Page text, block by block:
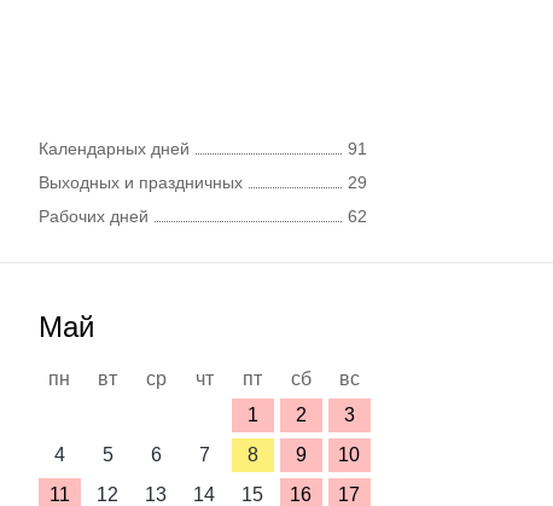
Календарных дней
91
Выходных и праздничных
29
Рабочих дней
62
Май
пн вт ср чт пт сб
вс
1
2
3
4
5 6 7 8 9
10
11
12 13 14 15 16
17